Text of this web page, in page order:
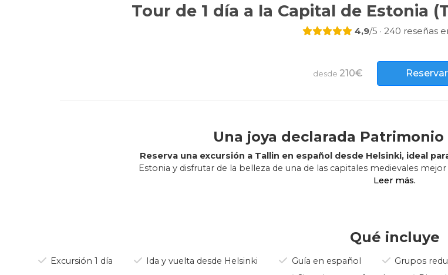
Tour de 1 día a la Capital de Estonia
4,9/5 · 240 reseñas
desde 210€ Reservar
Una joya declarada
Reserva una excursión a Tallin en español desde Helsinki, ideal
Estonia y disfrutar de la belleza de una de las capitales medievales
historia del Mar Báltico cruzando sus aguas en ferry hacia unajoya
, una maravillosa experiencia para
pasea por un entorno fascinante donde la arquitectura medieval, el
Qué incluye
Excursión 1 día Ida y vuelta desde Helsinki Guía en español Grupos